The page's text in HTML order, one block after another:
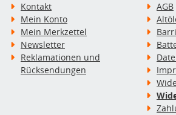
Kontakt
Mein Konto
Mein Merkzettel
Newsletter
Reklamationen und
Rücksendungen
AGB